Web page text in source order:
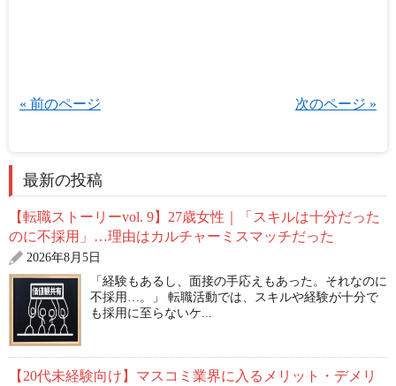
« 前のページ 次のページ »
最新の投稿
【転職ストーリーvol. 9】27歳女性｜「スキルは十分だった
のに不採用」…理由はカルチャーミスマッチだった
2026年8月5日
「経験もあるし、面接の手応えもあった。それなのに
不採用…。」 転職活動では、スキルや経験が十分で
も採用に至らないケ...
【20代未経験向け】マスコミ業界に入るメリット・デメリ